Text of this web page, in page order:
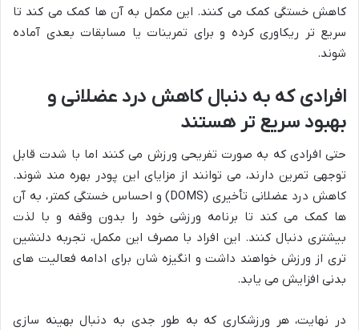
کاهش خستگی کمک می کنند. این مکمل به آن ها کمک می کند تا
سریع تر ریکاوری کرده و برای تمرینات یا مسابقات بعدی آماده
شوند.
افرادی که به دنبال کاهش درد عضلانی و
بهبود سریع تر هستند
حتی افرادی که به صورت تفریحی ورزش می کنند اما با شدت قابل
توجهی تمرین دارند، می توانند از مزایای این پودر بهره مند شوند.
کاهش درد عضلانی تأخیری (DOMS) و احساس خستگی کمتر، به آن
ها کمک می کند تا برنامه ورزشی خود را بدون وقفه و با لذت
بیشتری دنبال کنند. این افراد با مصرف این مکمل، تجربه دلنشین
تری از ورزش خواهند داشت و انگیزه شان برای ادامه فعالیت های
بدنی افزایش می یابد.
در نهایت، هر ورزشکاری که به طور جدی به دنبال بهینه سازی